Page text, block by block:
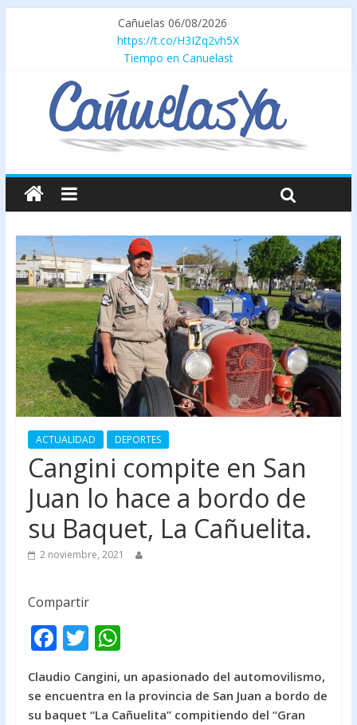
Cañuelas 06/08/2026
https://t.co/H3IZq2vh5X
Tiempo en Canuelast
ACTUALIDAD DEPORTES
Cangini compite en San
Juan lo hace a bordo de
su Baquet, La Cañuelita.
2 noviembre, 2021
Compartir
F
ac
e
b
T
w
itt
er
W
at
s
Claudio Cangini, un apasionado del automovilismo,
se encuentra en la provincia de San Juan a bordo de
su baquet “La Cañuelita” compitiendo del “Gran